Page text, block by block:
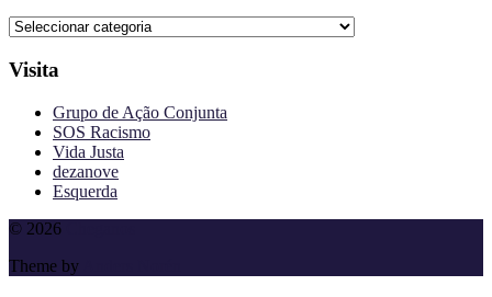
Categorias
Visita
Grupo de Ação Conjunta
SOS Racismo
Vida Justa
dezanove
Esquerda
To
top
© 2026
Theme by